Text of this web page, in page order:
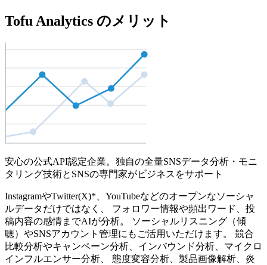
Tofu Analytics のメリット
安心の公式API認定企業。独自の全量SNSデータ分析・モニ
タリング技術とSNSの専門家がビジネスをサポート
InstagramやTwitter(X)*、YouTubeなどのオープンなソーシャ
ルデータだけではなく、 フォロワー情報や頻出ワード、投
稿内容の感情までAIが分析。 ソーシャルリスニング（傾
聴）やSNSアカウント管理にもご活用いただけます。 競合
比較分析やキャンペーン分析、インバウンド分析、マイクロ
インフルエンサー分析、 態度変容分析、製品画像解析、炎